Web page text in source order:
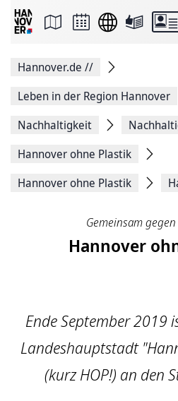
Seite
Facebook
teilen
Seitenlink
Seite
Hannover.de //
Leben in der Region Hannover
Nachhaltigkeit
Hannover ohne Plastik
Hannover ohne Plastik
Gemeinsam
Hannover
Ende September 2019
Landeshauptstadt
(kurz HOP!) an den